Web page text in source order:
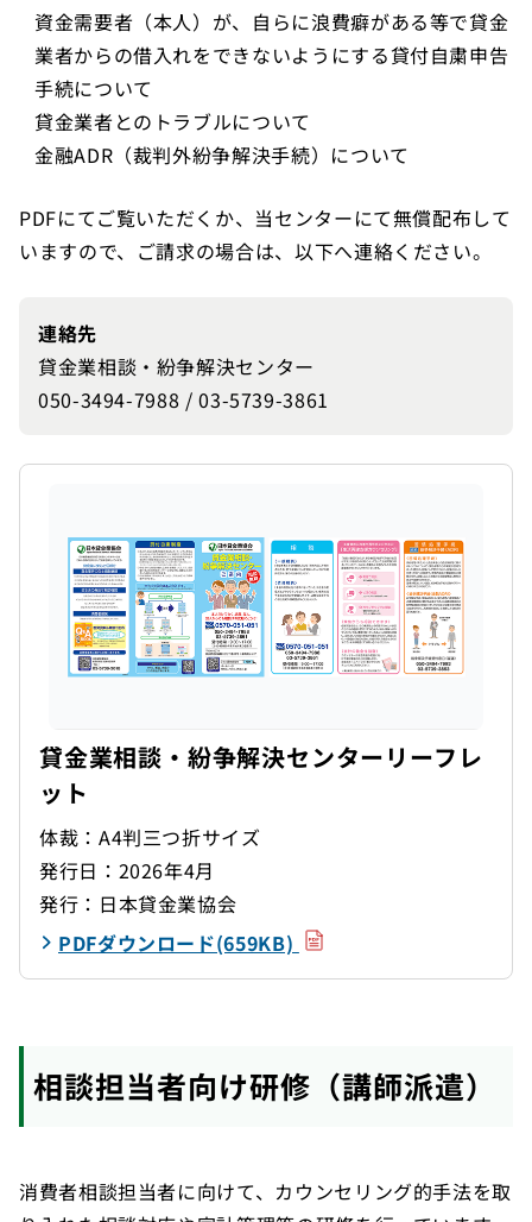
資金需要者（本人）が、自らに浪費癖がある等で貸金
業者からの借入れをできないようにする貸付自粛申告
手続について
貸金業者とのトラブルについて
金融ADR（裁判外紛争解決手続）について
PDFにてご覧いただくか、当センターにて無償配布して
いますので、ご請求の場合は、以下へ連絡ください。
連絡先
貸金業相談・紛争解決センター
050-3494-7988 / 03-5739-3861
貸金業相談・紛争解決センターリーフレ
ット
体裁：A4判三つ折サイズ
発行日：2026年4月
発行：日本貸金業協会
PDFダウンロード(659KB) （PDF）
相談担当者向け研修（講師派遣）
消費者相談担当者に向けて、カウンセリング的手法を取